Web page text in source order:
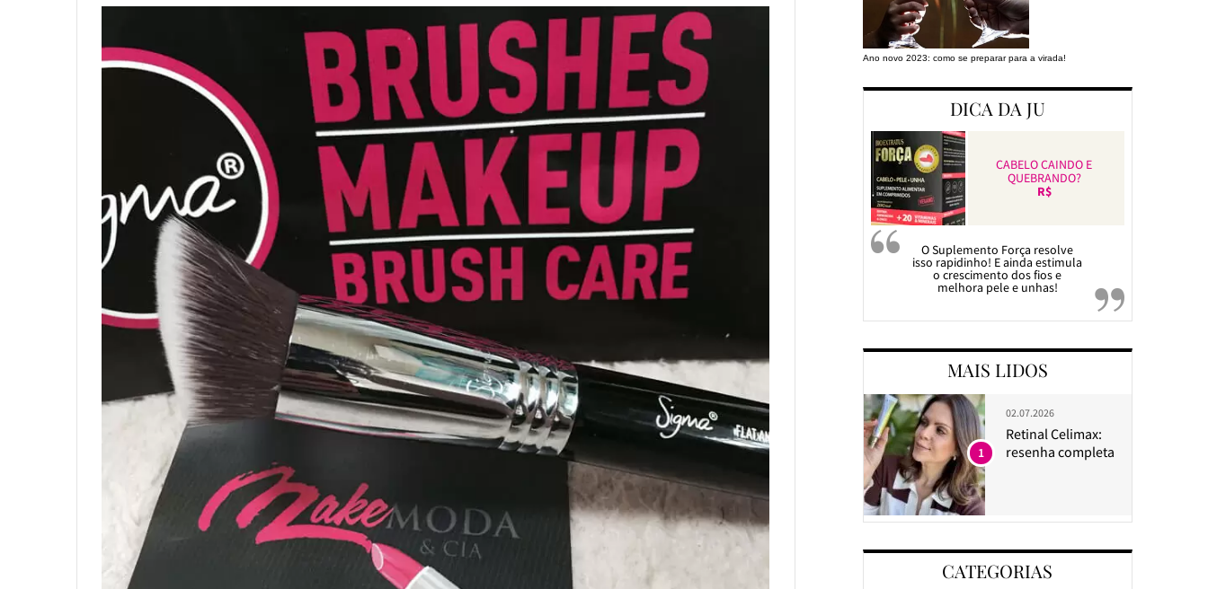
Ano novo 2023: como se preparar para a virada!
DICA DA JU
CABELO CAINDO E
QUEBRANDO?
R$
O Suplemento Força resolve
isso rapidinho! E ainda estimula
o crescimento dos fios e
melhora pele e unhas!
MAIS LIDOS
02.07.2026
Retinal Celimax:
resenha completa
1
CATEGORIAS